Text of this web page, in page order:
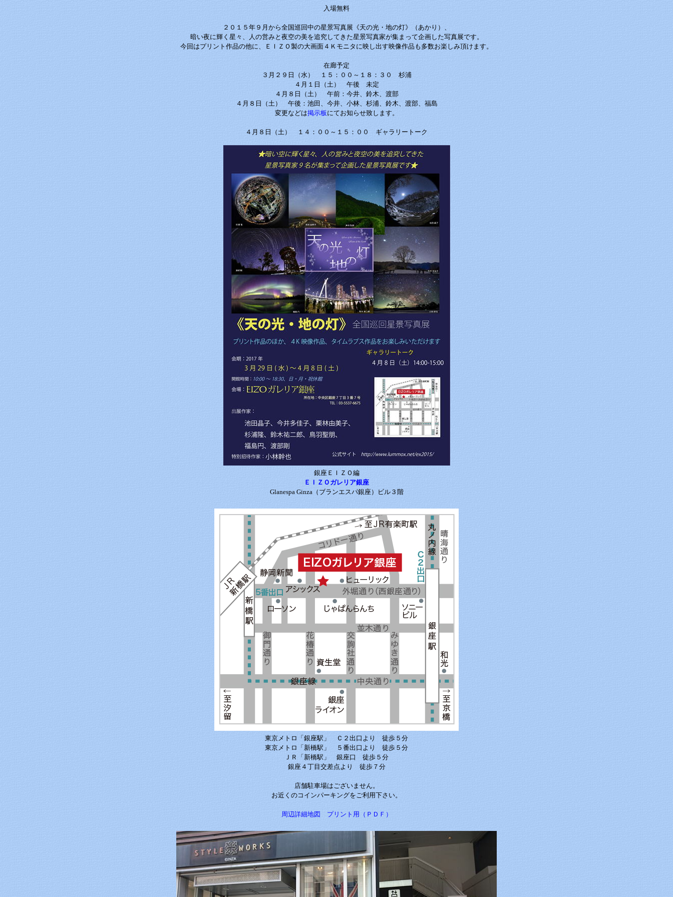
入場無料
２０１５年９月から全国巡回中の星景写真展《天の光・地の灯》（あかり）、
暗い夜に輝く星々、人の営みと夜空の美を追究してきた星景写真家が集まって企画した写真展です。
今回はプリント作品の他に、ＥＩＺＯ製の大画面４Ｋモニタに映し出す映像作品も多数お楽しみ頂けます。
在廊予定
３月２９日（水） １５：００～１８：３０ 杉浦
４月１日（土） 午後 未定
４月８日（土） 午前：今井、鈴木、渡部
４月８日（土） 午後：池田、今井、小林、杉浦、鈴木、渡部、福島
変更などは掲示板にてお知らせ致します。
４月８日（土） １４：００～１５：００ ギャラリートーク
銀座ＥＩＺＯ編
ＥＩＺＯガレリア銀座
Glanespa Ginza（ブランエスパ銀座）ビル３階
東京メトロ「銀座駅」 Ｃ２出口より 徒歩５分
東京メトロ「新橋駅」 ５番出口より 徒歩５分
ＪＲ「新橋駅」 銀座口 徒歩５分
銀座４丁目交差点より 徒歩７分
店舗駐車場はございません。
お近くのコインパーキングをご利用下さい。
周辺詳細地図 プリント用（ＰＤＦ）